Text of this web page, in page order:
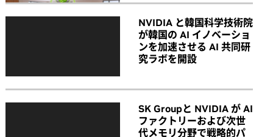
NVIDIA と韓国科学技術院
が韓国の AI イノベーショ
ンを加速させる AI 共同研
究ラボを開設
SK Groupと NVIDIA が AI
ファクトリーおよび次世
代メモリ分野で戦略的パ